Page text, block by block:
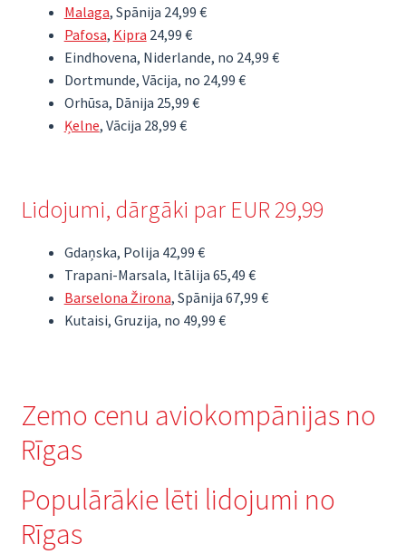
Malaga, Spānija 24,99 €
Pafosa, Kipra 24,99 €
Eindhovena, Niderlande, no 24,99 €
Dortmunde, Vācija, no 24,99 €
Orhūsa, Dānija 25,99 €
Ķelne, Vācija 28,99 €
Lidojumi, dārgāki par EUR 29,99
Gdaņska, Polija 42,99 €
Trapani-Marsala, Itālija 65,49 €
Barselona Žirona, Spānija 67,99 €
Kutaisi, Gruzija, no 49,99 €
Zemo cenu aviokompānijas no
Rīgas
Populārākie lēti lidojumi no
Rīgas